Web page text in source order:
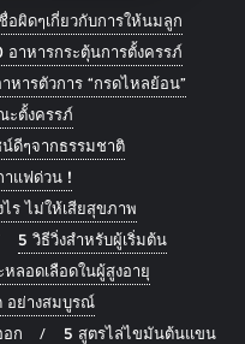
อผิดๆเกี่ยวกับการให้นมลูก
อาหารกระตุ้นการตั้งครรภ์
หารตัวการ “กรดไหลย้อน”
ะตั้งครรภ์
ดีๆจากธรรมชาติ
าแฟด่วน !
ร ไม่ให้เสียสุขภาพ
5 วิธีวิ่งสำหรับผู้เริ่มต้น
ลอดเลือดในผู้สูงอายุ
อย่างสมบูรณ์
ก
5 สูตรไล่ไขมันต้นแขน